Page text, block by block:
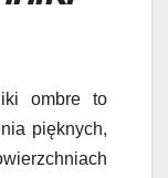
ombre to
pięknych,